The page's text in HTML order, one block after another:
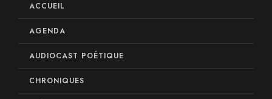
ACCUEIL
AGENDA
AUDIOCAST POÉTIQUE
CHRONIQUES